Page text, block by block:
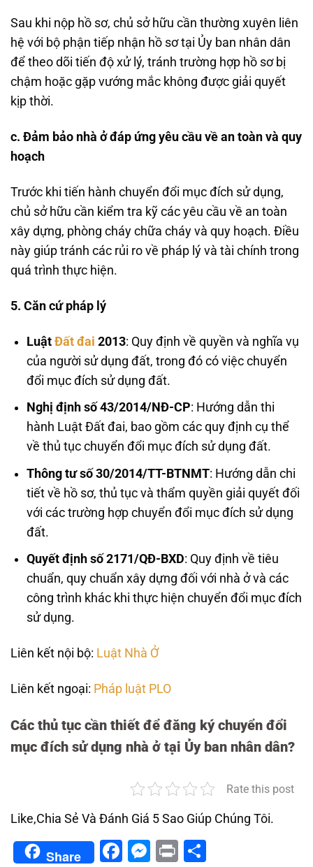
Sau khi nộp hồ sơ, chủ sở hữu cần thường xuyên liên
hệ với bộ phận tiếp nhận hồ sơ tại Ủy ban nhân dân
để theo dõi tiến độ xử lý, tránh trường hợp hồ sơ bị
chậm hoặc gặp vướng mắc không được giải quyết
kịp thời.
c. Đảm bảo nhà ở đáp ứng yêu cầu về an toàn và quy
hoạch
Trước khi tiến hành chuyển đổi mục đích sử dụng,
chủ sở hữu cần kiểm tra kỹ các yêu cầu về an toàn
xây dựng, phòng cháy chữa cháy và quy hoạch. Điều
này giúp tránh các rủi ro về pháp lý và tài chính trong
quá trình thực hiện.
5. Căn cứ pháp lý
Luật Đất đai 2013: Quy định về quyền và nghĩa vụ
của người sử dụng đất, trong đó có việc chuyển
đổi mục đích sử dụng đất.
Nghị định số 43/2014/NĐ-CP: Hướng dẫn thi
hành Luật Đất đai, bao gồm các quy định cụ thể
về thủ tục chuyển đổi mục đích sử dụng đất.
Thông tư số 30/2014/TT-BTNMT: Hướng dẫn chi
tiết về hồ sơ, thủ tục và thẩm quyền giải quyết đối
với các trường hợp chuyển đổi mục đích sử dụng
đất.
Quyết định số 2171/QĐ-BXD: Quy định về tiêu
chuẩn, quy chuẩn xây dựng đối với nhà ở và các
công trình khác khi thực hiện chuyển đổi mục đích
sử dụng.
Liên kết nội bộ: Luật Nhà Ở
Liên kết ngoại: Pháp luật PLO
Các thủ tục cần thiết để đăng ký chuyển đổi
mục đích sử dụng nhà ở tại Ủy ban nhân dân?
Rate this post
Like,Chia Sẻ Và Đánh Giá 5 Sao Giúp Chúng Tôi.
Share Facebook
Messenger
Print